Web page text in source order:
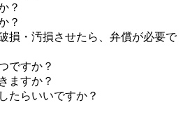
？
？
損・汚損させたら、弁償が必要で
ですか？
ますか？
たらいいですか？